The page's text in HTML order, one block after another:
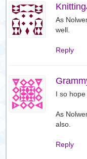
As
well.
Reply
I so
As
also.
Reply